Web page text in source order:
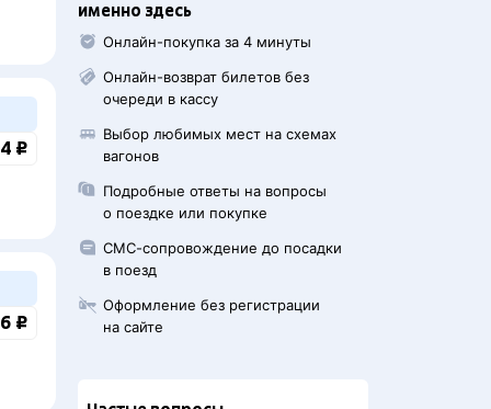
₽
₽
именно здесь
Онлайн-покупка за 4 минуты
Онлайн-возврат билетов без
очереди в кассу
Выбор любимых мест на схемах
вагонов
Подробные ответы на вопросы
о поездке или покупке
СМС-сопровождение до посадки
в поезд
Оформление без регистрации
на сайте